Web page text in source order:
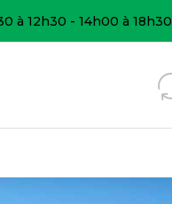
à 12h30 - 14h00 à 18h30